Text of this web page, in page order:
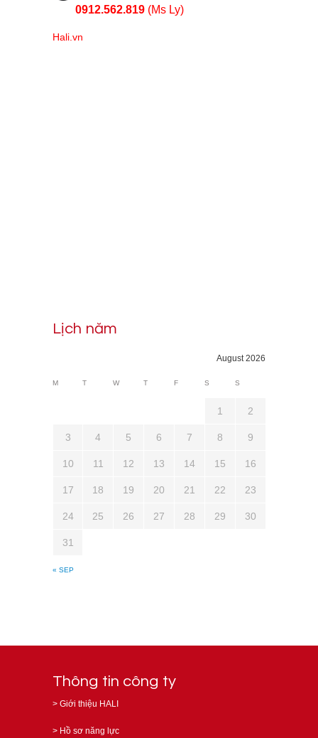
0912.562.819 (Ms Ly)
Hali.vn
Lịch năm
August 2026
M T W T F S S
« SEP
1 2
3 4 5 6 7 8 9
10 11 12 13 14 15 16
17 18 19 20 21 22 23
24 25 26 27 28 29 30
31
Thông tin công ty
> Giới thiệu HALI
> Hồ sơ năng lực